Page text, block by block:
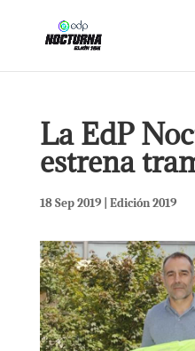
La EdP
estrena
18 Sep 2019| Edición 2019